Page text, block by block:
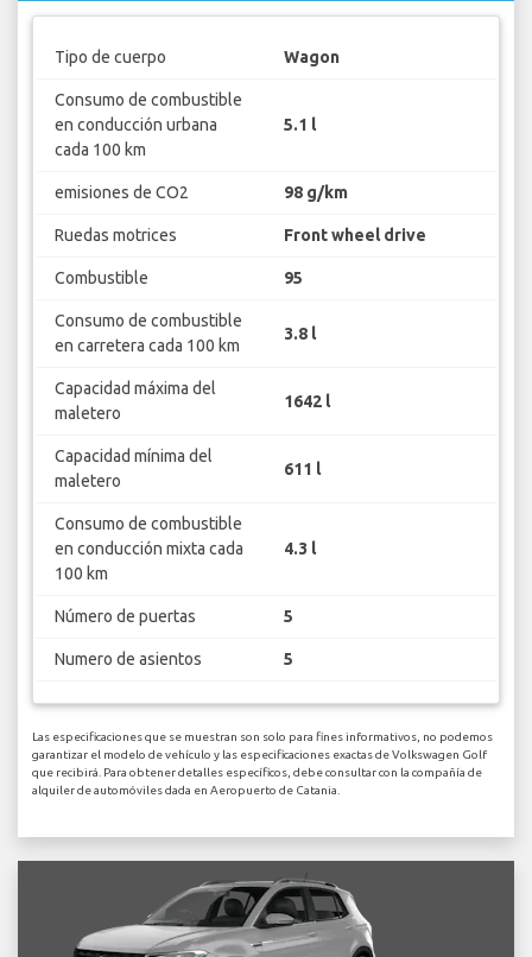
Tipo de cuerpo Wagon
Consumo de combustible
en conducción urbana
cada 100 km
5.1 l
emisiones de CO2 98 g/km
Ruedas motrices Front wheel drive
Combustible 95
Consumo de combustible
en carretera cada 100 km
3.8 l
Capacidad máxima del
maletero
1642 l
Capacidad mínima del
maletero
611 l
Consumo de combustible
en conducción mixta cada
100 km
4.3 l
Número de puertas 5
Numero de asientos 5
Las especificaciones que se muestran son solo para fines informativos, no podemos
garantizar el modelo de vehículo y las especificaciones exactas de Volkswagen Golf
que recibirá. Para obtener detalles específicos, debe consultar con la compañía de
alquiler de automóviles dada en Aeropuerto de Catania.